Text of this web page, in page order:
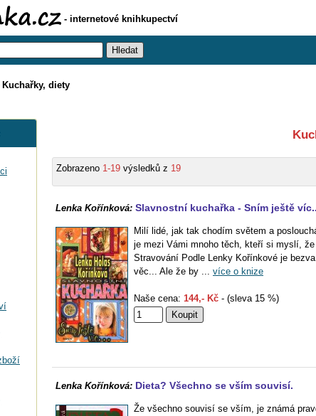
- internetové knihkupectví
Kuchařky, diety
Zobrazeno 1-19 výsledků z 19
Lenka Kořínková: Slavnostní kuchařka - Sním ještě
Milí lidé, jak tak chodím světem a
je mezi Vámi mnoho těch, kteří si myslí, že
Stravování Podle Lenky Kořínkové je bezva
věc... Ale že by ... více o knize
Naše cena: 144,- Kč - (sleva 15 %)
Lenka Kořínková: Dieta? Všechno se vším souvisí.
Že všechno souvisí se vším, je známá